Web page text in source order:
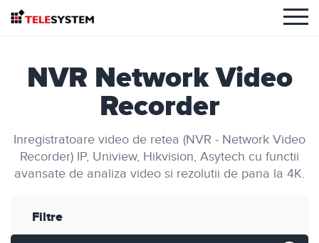
NVR Network Video
Recorder
Inregistratoare video de retea (NVR - Network Video
Recorder) IP, Uniview, Hikvision, Asytech cu functii
avansate de analiza video si rezolutii de pana la 4K.
Filtre